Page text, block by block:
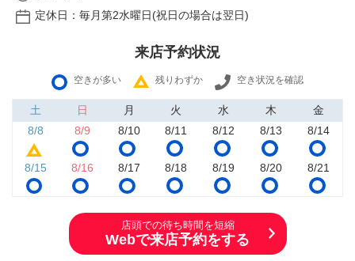
定休日：毎月第2水曜日(祝日の場合は翌日)
来店予約状況
空きが多い 残りわずか 空き状況を確認
土 日 月 火 水 木
金
8/8
8/9 8/10 8/11 8/12 8/13 8/14
8/15 8/16 8/17 8/18 8/19 8/20 8/21
店頭での待ち時間を短縮
Webで来店予約をする